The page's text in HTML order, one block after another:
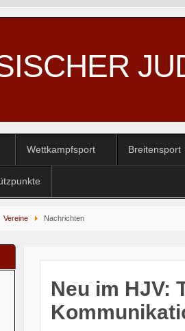
Wettkampfsport Breitensport
Vereine Nachrichten
Neu im HJV: